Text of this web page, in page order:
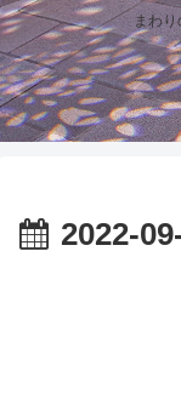
まわ
2022-